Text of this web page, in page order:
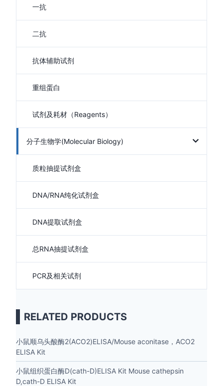
一抗
二抗
抗体辅助试剂
重组蛋白
试剂及耗材（Reagents）
分子生物学(Molecular Biology)
质粒抽提试剂盒
DNA/RNA纯化试剂盒
DNA提取试剂盒
总RNA抽提试剂盒
PCR及相关试剂
RELATED PRODUCTS
小鼠顺乌头酸酶2(ACO2)ELISA/Mouse aconitase，ACO2
ELISA Kit
小鼠组织蛋白酶D(cath-D)ELISA Kit Mouse cathepsin
D,cath-D ELISA Kit